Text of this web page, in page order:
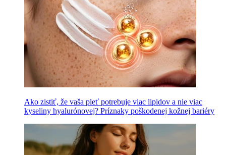
Ako zistiť, že vaša pleť potrebuje viac lipidov a nie viac
kyseliny hyalurónovej? Príznaky poškodenej kožnej bariéry